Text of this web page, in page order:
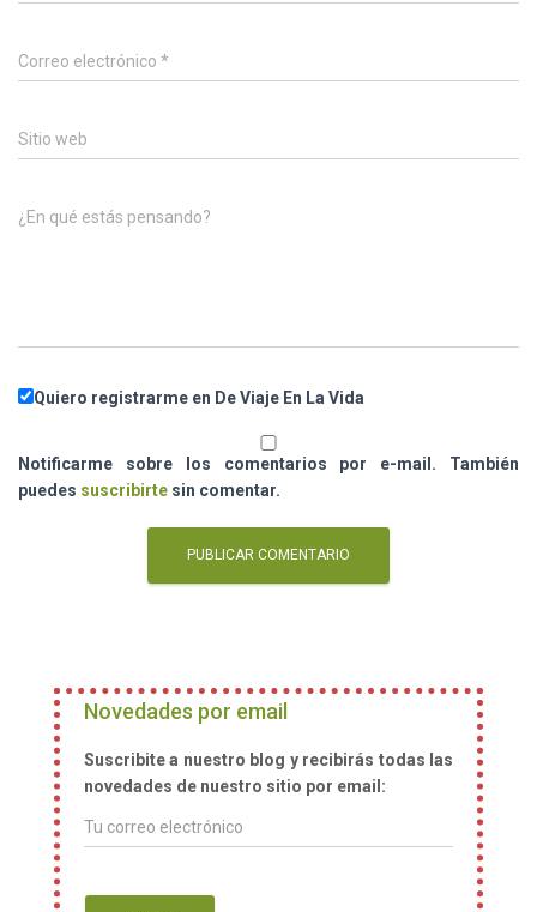
Correo electrónico *
Sitio web
¿En qué estás pensando?
Quiero registrarme en De Viaje En La Vida
Notificarme sobre los comentarios por e-mail. También
puedes suscribirte sin comentar.
Novedades por email
Suscribite a nuestro blog y recibirás todas las
novedades de nuestro sitio por email: